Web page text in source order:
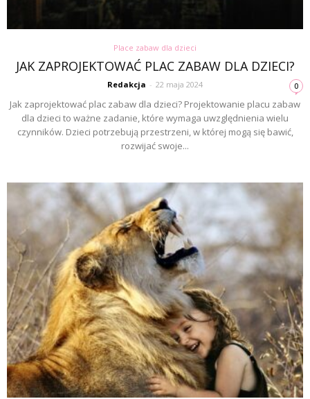
Place zabaw dla dzieci
JAK ZAPROJEKTOWAĆ PLAC ZABAW DLA DZIECI?
Redakcja - 22 maja 2024 0
Jak zaprojektować plac zabaw dla dzieci? Projektowanie placu zabaw
dla dzieci to ważne zadanie, które wymaga uwzględnienia wielu
czynników. Dzieci potrzebują przestrzeni, w której mogą się bawić,
rozwijać swoje...